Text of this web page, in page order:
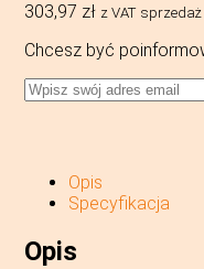
303,97 zł z VAT sprzedaż
Chcesz być
Opis
Specyfikacja
Opis